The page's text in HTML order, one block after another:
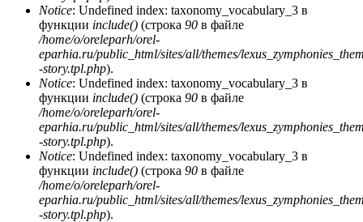
Notice: Undefined index: taxonomy_vocabulary_3 в
функции include() (строка 90 в файле
/home/o/oreleparh/orel-
eparhia.ru/public_html/sites/all/themes/
-story.tpl.php).
Notice: Undefined index: taxonomy_vocabulary_3 в
функции include() (строка 90 в файле
/home/o/oreleparh/orel-
eparhia.ru/public_html/sites/all/themes/
-story.tpl.php).
Notice: Undefined index: taxonomy_vocabulary_3 в
функции include() (строка 90 в файле
/home/o/oreleparh/orel-
eparhia.ru/public_html/sites/all/themes/
-story.tpl.php).